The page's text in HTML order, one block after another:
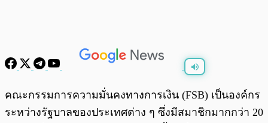
/
คณะกรรมการความมั่นคงทางการเงิน (FSB) เป็นองค์กร
ระหว่างรัฐบาลของประเทศต่าง ๆ ซึ่งมีสมาชิกมากกว่า 20